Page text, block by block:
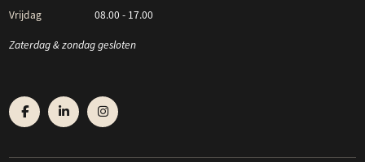
Vrijdag 08.00 - 17.00
Zaterdag & zondag gesloten